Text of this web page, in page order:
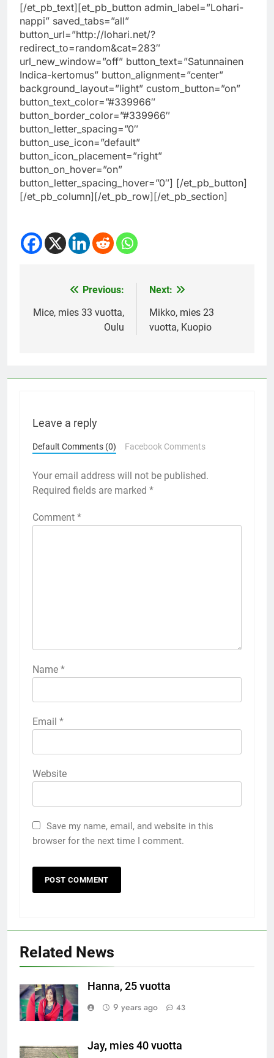
[/et_pb_text][et_pb_button admin_label=”Lohari-
nappi” saved_tabs=”all”
button_url=”http://lohari.net/?
redirect_to=random&cat=283″
url_new_window=”off” button_text=”Satunnainen
Indica-kertomus” button_alignment=”center”
background_layout=”light” custom_button=”on”
button_text_color=”#339966″
button_border_color=”#339966″
button_letter_spacing=”0″
button_use_icon=”default”
button_icon_placement=”right”
button_on_hover=”on”
button_letter_spacing_hover=”0″] [/et_pb_button]
[/et_pb_column][/et_pb_row][/et_pb_section]
navigation
Previous:
Mice, mies 33 vuotta,
Oulu
Next:
Mikko, mies 23
vuotta, Kuopio
Leave a reply
Default Comments (0) Facebook Comments
Your email address will not be published.
Required fields are marked *
Comment *
Name *
Email *
Website
Save my name, email, and website in this
browser for the next time I comment.
Related News
Hanna, 25 vuotta
9 years ago
43
Jay, mies 40 vuotta